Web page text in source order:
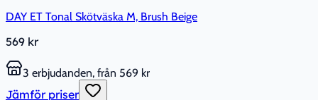
DAY ET Tonal Skötväska M, Brush Beige
569 kr
3 erbjudanden, från 569 kr
Jämför priser